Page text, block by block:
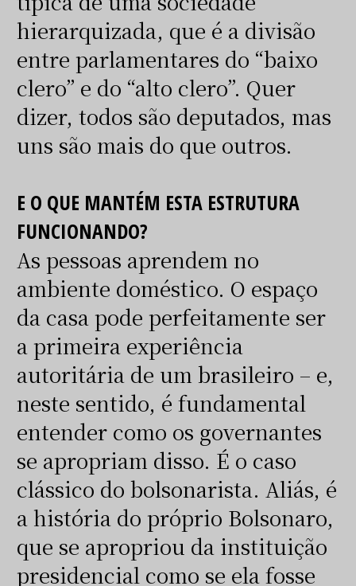
hierarquizada, que é a divisão
entre parlamentares do “baixo
clero” e do “alto clero”. Quer
dizer, todos são deputados, mas
uns são mais do que outros.
E O QUE MANTÉM ESTA ESTRUTURA
FUNCIONANDO?
As pessoas aprendem no
ambiente doméstico. O espaço
da casa pode perfeitamente ser
a primeira experiência
autoritária de um brasileiro – e,
neste sentido, é fundamental
entender como os governantes
se apropriam disso. É o caso
clássico do bolsonarista. Aliás, é
a história do próprio Bolsonaro,
que se apropriou da instituição
presidencial como se ela fosse